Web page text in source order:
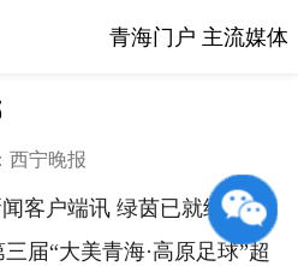
青海门户 主流媒体
西宁晚报
客户端讯 绿茵已就绪，热
届“大美青海·高原足球”超